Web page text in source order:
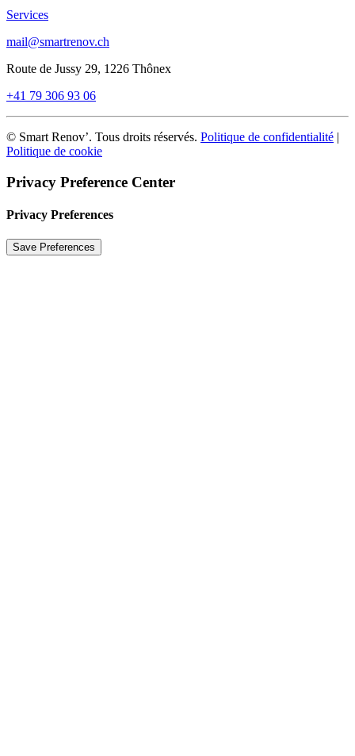
Services
mail@smartrenov.ch
Route de Jussy 29, 1226 Thônex
+41 79 306 93 06
© Smart Renov’. Tous droits réservés. Politique de confidentialité |
Politique de cookie
Privacy Preference Center
Privacy Preferences